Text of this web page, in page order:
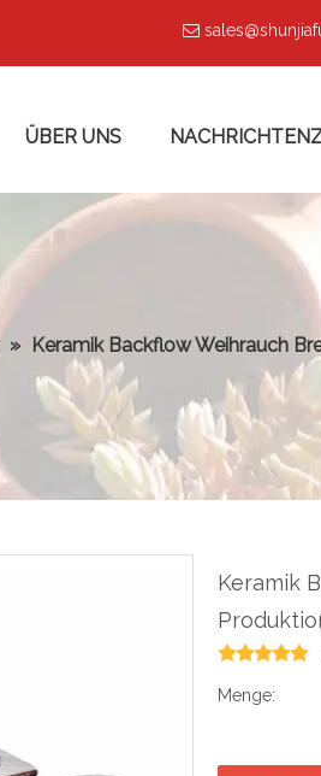

ÜBER UNS
» Keramik Backflow Weihrauch
Keramik
Menge: